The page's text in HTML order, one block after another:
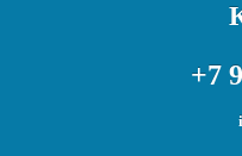
+7